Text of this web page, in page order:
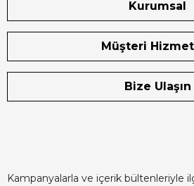
Kurumsal
Müşteri
Bize Ulaşın
Kampanyalarla ve içerik bültenleriyle